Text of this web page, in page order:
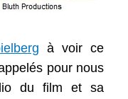
à voir ce
pour nous
du film et sa